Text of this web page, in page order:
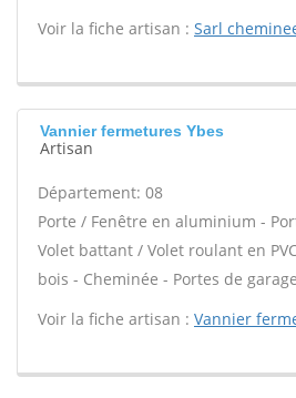
Voir la fiche artisan : Sarl
Vannier fermetures Ybes
Artisan
Département: 08
Porte / Fenêtre en aluminium -
Volet battant / Volet roulant en
bois - Cheminée - Portes de
Voir la fiche artisan : Vannier